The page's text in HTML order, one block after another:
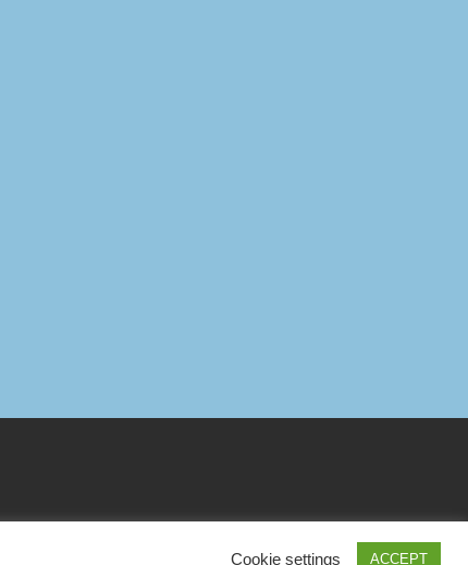
Cookie settings ACCEPT